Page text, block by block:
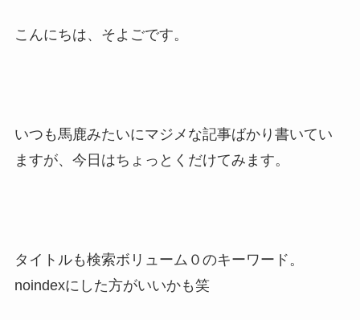
こんにちは、そよごです。
いつも馬鹿みたいにマジメな記事ばかり書いてい
ますが、今日はちょっとくだけてみます。
タイトルも検索ボリューム０のキーワード。
noindexにした方がいいかも笑